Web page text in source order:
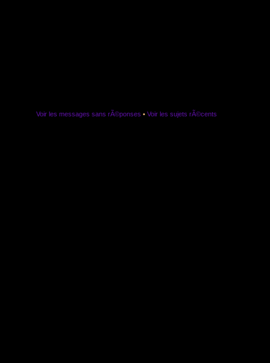
Voir les messages sans rÃ©ponses • Voir les sujets rÃ©cents